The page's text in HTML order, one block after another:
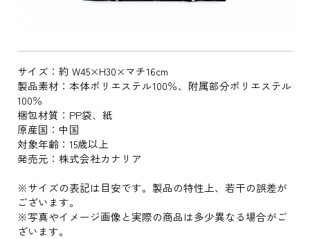
サイズ：約 W45×H30×マチ16cm
製品素材：本体ポリエステル100％、附属部分ポリエステル
100％
梱包材質：PP袋、紙
原産国：中国
対象年齢：15歳以上
発売元：株式会社カナリア
※サイズの表記は目安です。製品の特性上、若干の誤差が
ございます。
※写真やイメージ画像と実際の商品は多少異なる場合がご
ざいます。